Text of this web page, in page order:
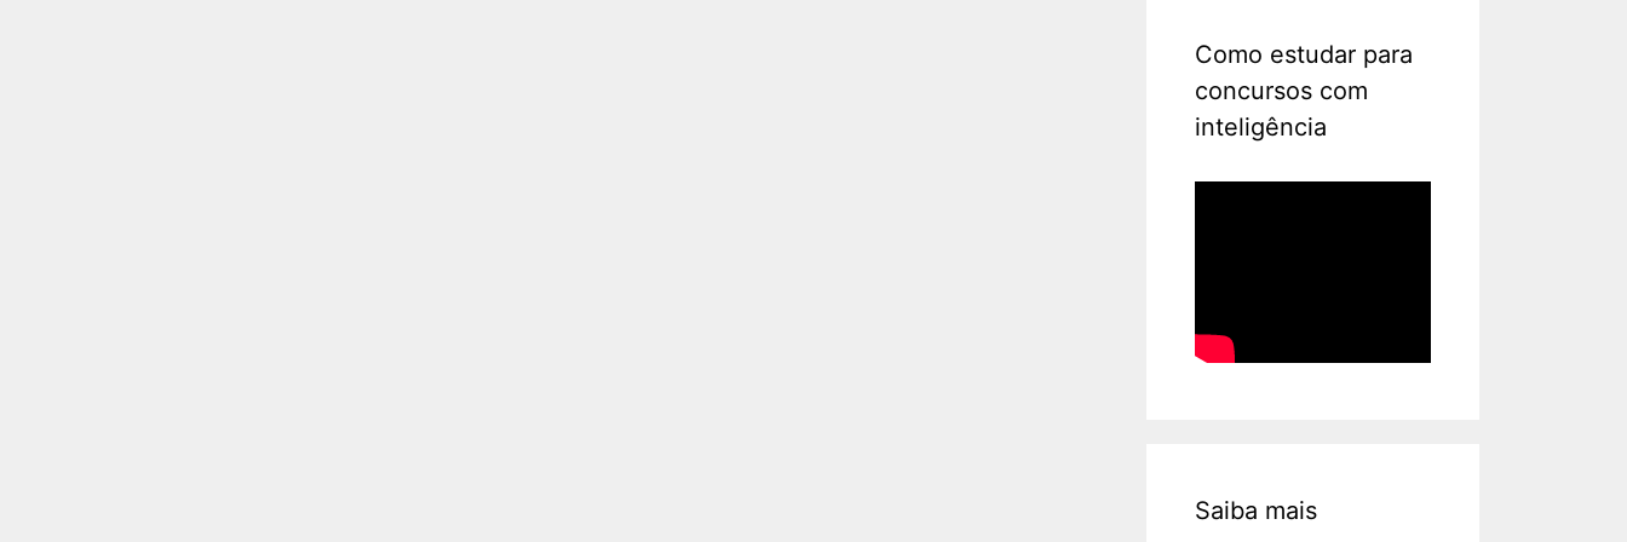
Como estudar para
concursos com
inteligência
Saiba mais